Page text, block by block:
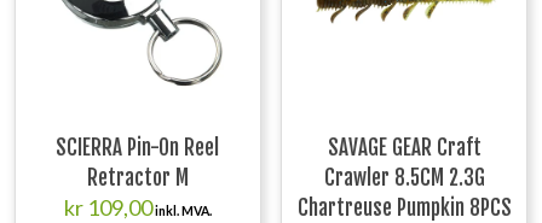
SCIERRA Pin-On Reel
Retractor M
kr109,00inkl. MVA.
SAVAGE GEAR Craft
Crawler 8.5CM 2.3G
Chartreuse Pumpkin 8PCS